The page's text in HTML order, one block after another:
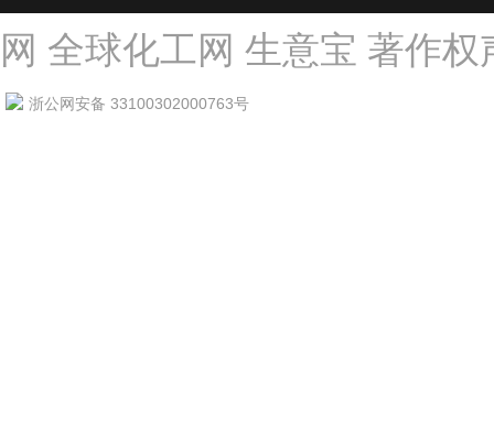
网 全球化工网 生意宝 著作
浙公网安备 33100302000763号